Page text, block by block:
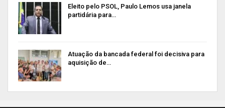
Eleito pelo PSOL, Paulo Lemos usa janela
partidária para…
Atuação da bancada federal foi decisiva para
aquisição de…